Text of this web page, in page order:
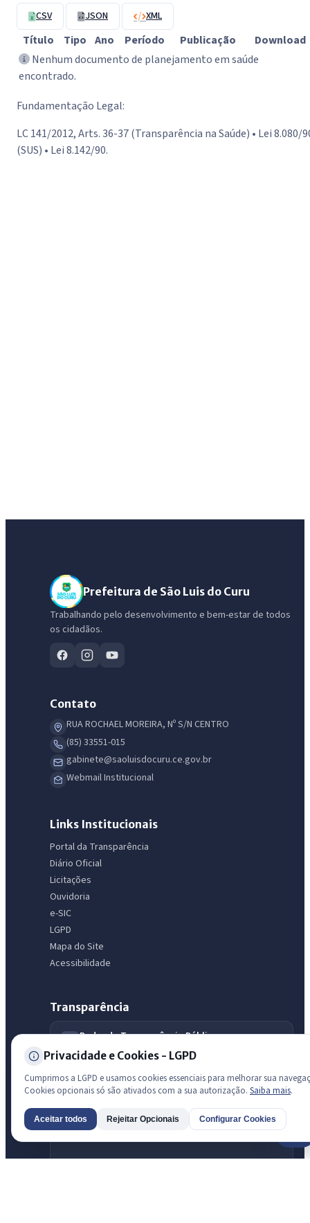
CSV JSON XML
Título Tipo Ano Período Publicação
Download
Nenhum documento de planejamento em saúde
encontrado.
Fundamentação Legal:
LC 141/2012, Arts. 36-37 (Transparência na Saúde) • Lei 8.080/
(SUS) • Lei 8.142/90.
Prefeitura de São Luis do Curu
Trabalhando pelo desenvolvimento e bem-estar de todos
os cidadãos.
Contato
RUA ROCHAEL MOREIRA, Nº S/N CENTRO
(85) 33551-015
gabinete@saoluisdocuru.ce.gov.br
Webmail Institucional
Links Institucionais
Portal da Transparência
Diário Oficial
Licitações
Ouvidoria
e-SIC
LGPD
Mapa do Site
Acessibilidade
Transparência
Radar da Transparência Pública
Diagnóstico Atricon
Índice de transparência
Privacidade e Cookies - LGPD
Cumprimos a LGPD e usamos cookies essenciais para melhorar sua
Cookies opcionais só são ativados com a sua autorização. Saiba mais.
Aceitar todos Rejeitar Opcionais Configurar Cookies
IntGest AI
Assistente do Portal
Olá. Pergunte sobre serviços, notícias, legislação, Diário Oficial,
licitações, estrutura ou transparência do município.
Licitações abertas